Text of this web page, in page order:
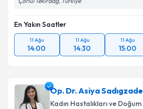
En Yakın Saatler
11 Ağu
14:00
11 Ağu
14:30
11 Ağu
15:00
Op. Dr. Asiya Sadıgzade
Kadın Hastalıkları ve Doğum